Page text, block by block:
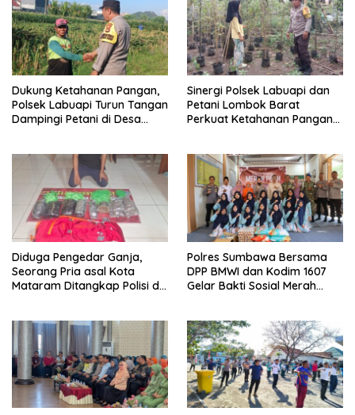
Dukung Ketahanan Pangan,
Polsek Labuapi Turun Tangan
Dampingi Petani di Desa
Sinergi Polsek Labuapi dan
Petani Lombok Barat
Perkuat Ketahanan Pangan
Diduga Pengedar Ganja,
Seorang Pria asal Kota
Mataram Ditangkap Polisi di
Polres Sumbawa Bersama
DPP BMWI dan Kodim 1607
Gelar Bakti Sosial Merah